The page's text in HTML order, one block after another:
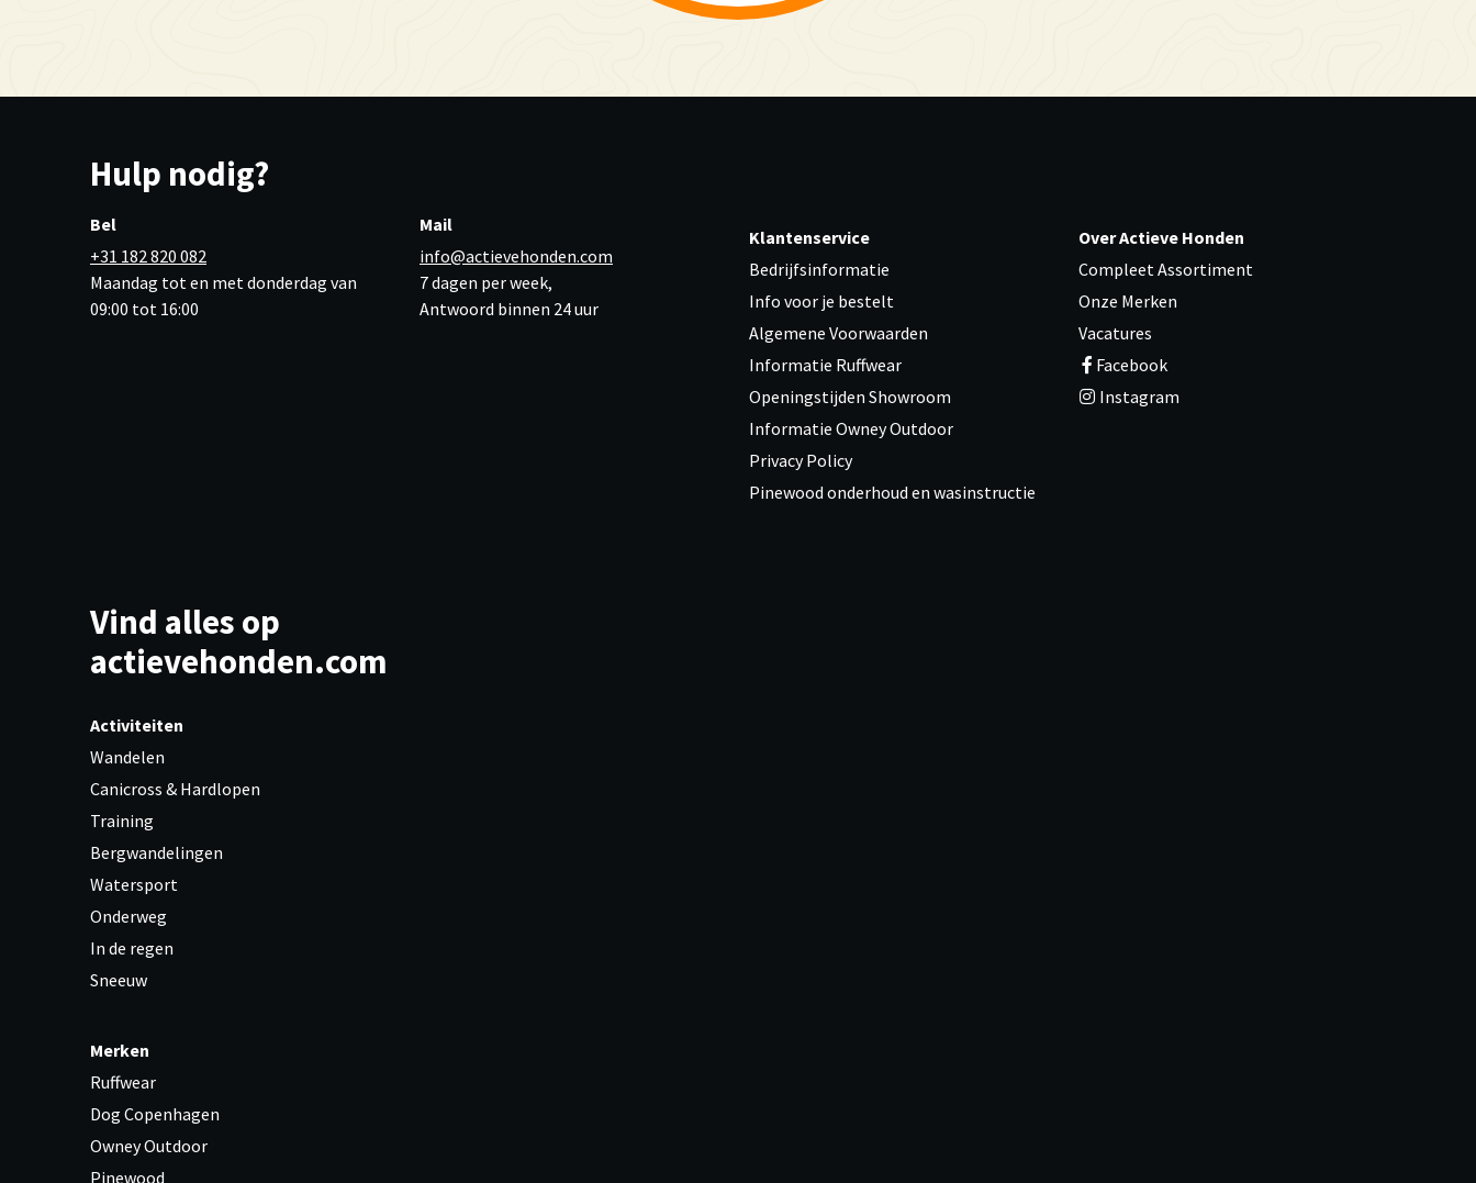
Hulp nodig?
Bel
+31 182 820 082
Maandag tot en met donderdag van
09:00 tot 16:00
Mail
info@actievehonden.com
7 dagen per week,
Antwoord binnen 24 uur
Klantenservice
Bedrijfsinformatie
Info voor je bestelt
Algemene Voorwaarden
Informatie Ruffwear
Openingstijden Showroom
Informatie Owney Outdoor
Privacy Policy
Pinewood onderhoud en wasinstructie
Over Actieve Honden
Compleet Assortiment
Onze Merken
Vacatures
Facebook
Instagram
Vind alles op
actievehonden.com
Activiteiten
Wandelen
Canicross & Hardlopen
Training
Bergwandelingen
Watersport
Onderweg
In de regen
Sneeuw
Merken
Ruffwear
Dog Copenhagen
Owney Outdoor
Pinewood